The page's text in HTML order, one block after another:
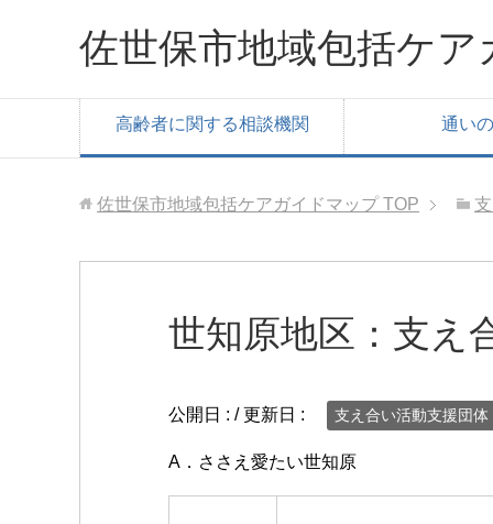
佐世保市地域包括ケ
高齢者に関する相談機関 通い
佐世保市地域包括ケアガイドマップTOP
世知原地区：支え
公開日 : / 更新日 : 支え合い活動支援団体
A．ささえ愛たい世知原